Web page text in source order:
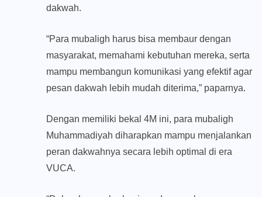
dakwah.
“Para mubaligh harus bisa membaur dengan
masyarakat, memahami kebutuhan mereka, serta
mampu membangun komunikasi yang efektif agar
pesan dakwah lebih mudah diterima,” paparnya.
Dengan memiliki bekal 4M ini, para mubaligh
Muhammadiyah diharapkan mampu menjalankan
peran dakwahnya secara lebih optimal di era
VUCA.